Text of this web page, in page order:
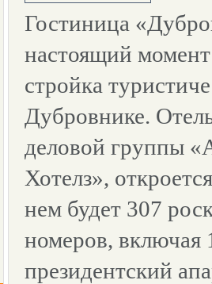
Гостиница
настоящий
стройка
Дубровнике.
деловой группы
Хотелз»,
нем будет 307
номеров, включая
президентский